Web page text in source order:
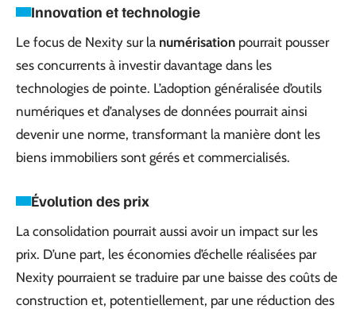
Innovation et technologie
Le focus de Nexity sur la numérisation pourrait pousser
ses concurrents à investir davantage dans les
technologies de pointe. L’adoption généralisée d’outils
numériques et d’analyses de données pourrait ainsi
devenir une norme, transformant la manière dont les
biens immobiliers sont gérés et commercialisés.
Évolution des prix
La consolidation pourrait aussi avoir un impact sur les
prix. D’une part, les économies d’échelle réalisées par
Nexity pourraient se traduire par une baisse des coûts de
construction et, potentiellement, par une réduction des